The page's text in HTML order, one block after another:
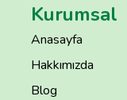
Kurumsal
Anasayfa
Hakkımızda
Blog